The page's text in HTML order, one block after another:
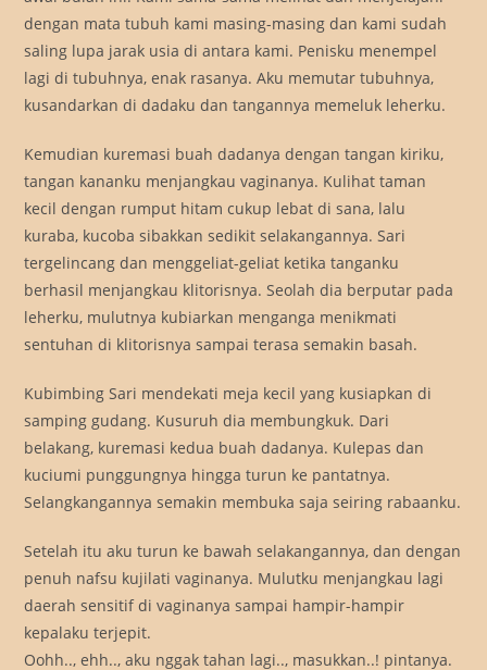
dengan mata tubuh kami masing-masing dan kami sudah
saling lupa jarak usia di antara kami. Penisku menempel
lagi di tubuhnya, enak rasanya. Aku memutar tubuhnya,
kusandarkan di dadaku dan tangannya memeluk leherku.
Kemudian kuremasi buah dadanya dengan tangan kiriku,
tangan kananku menjangkau vaginanya. Kulihat taman
kecil dengan rumput hitam cukup lebat di sana, lalu
kuraba, kucoba sibakkan sedikit selakangannya. Sari
tergelincang dan menggeliat-geliat ketika tanganku
berhasil menjangkau klitorisnya. Seolah dia berputar pada
leherku, mulutnya kubiarkan menganga menikmati
sentuhan di klitorisnya sampai terasa semakin basah.
Kubimbing Sari mendekati meja kecil yang kusiapkan di
samping gudang. Kusuruh dia membungkuk. Dari
belakang, kuremasi kedua buah dadanya. Kulepas dan
kuciumi punggungnya hingga turun ke pantatnya.
Selangkangannya semakin membuka saja seiring rabaanku.
Setelah itu aku turun ke bawah selakangannya, dan dengan
penuh nafsu kujilati vaginanya. Mulutku menjangkau lagi
daerah sensitif di vaginanya sampai hampir-hampir
kepalaku terjepit.
Oohh.., ehh.., aku nggak tahan lagi.., masukkan..! pintanya.